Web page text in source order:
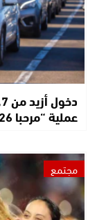
عملية “مرحبا 2026”
مجتمع